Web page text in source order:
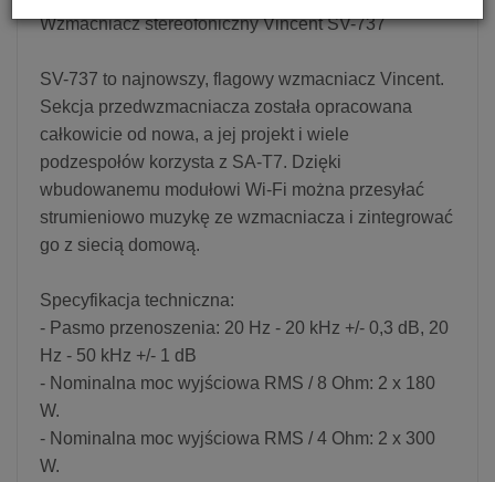
Wzmacniacz stereofoniczny Vincent SV-737
SV-737 to najnowszy, flagowy wzmacniacz Vincent.
Sekcja przedwzmacniacza została opracowana
całkowicie od nowa, a jej projekt i wiele
podzespołów korzysta z SA-T7. Dzięki
wbudowanemu modułowi Wi-Fi można przesyłać
strumieniowo muzykę ze wzmacniacza i zintegrować
go z siecią domową.
Specyfikacja techniczna:
- Pasmo przenoszenia: 20 Hz - 20 kHz +/- 0,3 dB, 20
Hz - 50 kHz +/- 1 dB
- Nominalna moc wyjściowa RMS / 8 Ohm: 2 x 180
W.
- Nominalna moc wyjściowa RMS / 4 Ohm: 2 x 300
W.